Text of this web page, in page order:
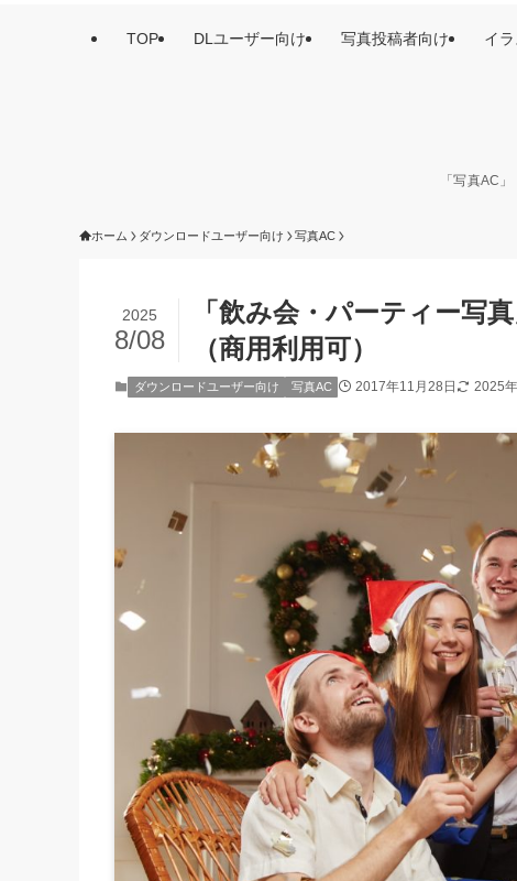
「写真AC
TOP DLユーザー向け 写真投稿者向け イ
ホーム ダウンロードユーザー向け 写真AC
「飲み会・パーティー写
（商用利用可）
2025
8/08
ダウンロードユーザー向け 写真AC 2017年11月28日 2025